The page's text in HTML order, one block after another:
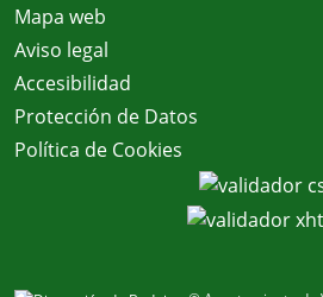
Mapa web
Aviso legal
Accesibilidad
Protección de Datos
Política de Cookies